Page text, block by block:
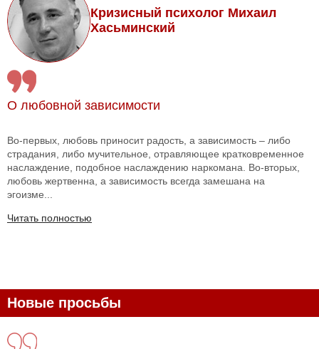
Кризисный психолог Михаил
Хасьминский
О любовной зависимости
Во-первых, любовь приносит радость, а зависимость – либо
страдания, либо мучительное, отравляющее кратковременное
наслаждение, подобное наслаждению наркомана. Во-вторых,
любовь жертвенна, а зависимость всегда замешана на
эгоизме...
Читать полностью
Новые просьбы